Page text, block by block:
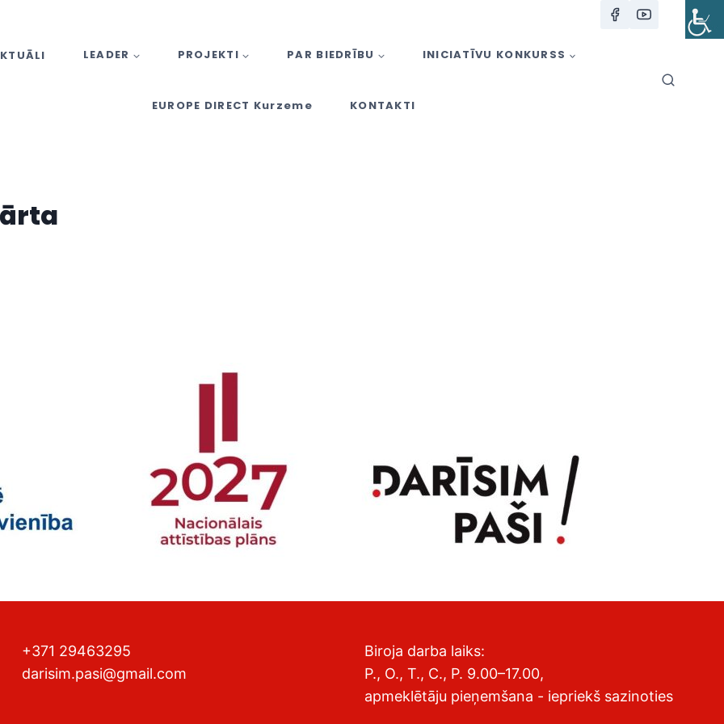
LEADER PROJEKTI PAR BIEDRĪBU INICIATĪVU KONKURSS
EUROPE DIRECT Kurzeme KONTAKTI
+371 29463295
darisim.pasi@gmail.com
Biroja darba laiks:
P., O., T., C., P. 9.00–17.00,
apmeklētāju pieņemšana - iepriekš sazinoties